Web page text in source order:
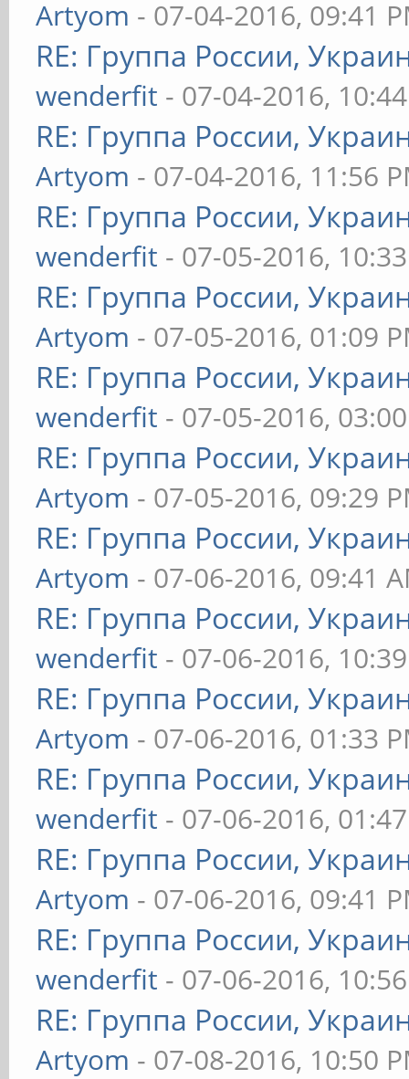
Artyom - 07-04-2016, 09:41
RE: Группа России,
wenderfit - 07-04-2016,
RE: Группа России,
Artyom - 07-04-2016, 11:56
RE: Группа России,
wenderfit - 07-05-2016,
RE: Группа России,
Artyom - 07-05-2016, 01:09
RE: Группа России,
wenderfit - 07-05-2016,
RE: Группа России,
Artyom - 07-05-2016, 09:29
RE: Группа России,
Artyom - 07-06-2016, 09:41
RE: Группа России,
wenderfit - 07-06-2016,
RE: Группа России,
Artyom - 07-06-2016, 01:33
RE: Группа России,
wenderfit - 07-06-2016,
RE: Группа России,
Artyom - 07-06-2016, 09:41
RE: Группа России,
wenderfit - 07-06-2016,
RE: Группа России,
Artyom - 07-08-2016, 10:50